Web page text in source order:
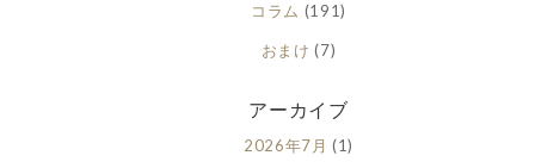
コラム (191)
おまけ (7)
アーカイブ
2026年7月 (1)